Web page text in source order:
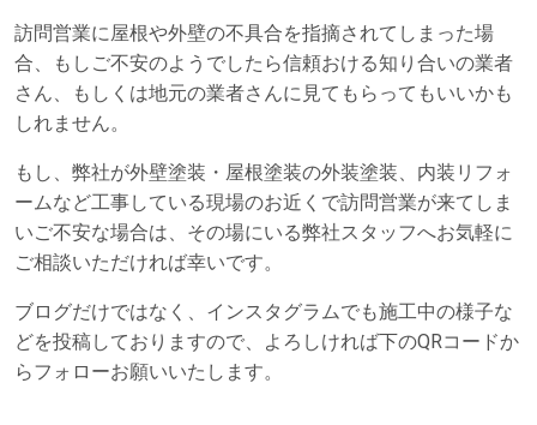
訪問営業に屋根や外壁の不具合を指摘されてしまった場
合、もしご不安のようでしたら信頼おける知り合いの業者
さん、もしくは地元の業者さんに見てもらってもいいかも
しれません。
もし、弊社が外壁塗装・屋根塗装の外装塗装、内装リフォ
ームなど工事している現場のお近くで訪問営業が来てしま
いご不安な場合は、その場にいる弊社スタッフへお気軽に
ご相談いただければ幸いです。
ブログだけではなく、インスタグラムでも施工中の様子な
どを投稿しておりますので、よろしければ下のQRコードか
らフォローお願いいたします。